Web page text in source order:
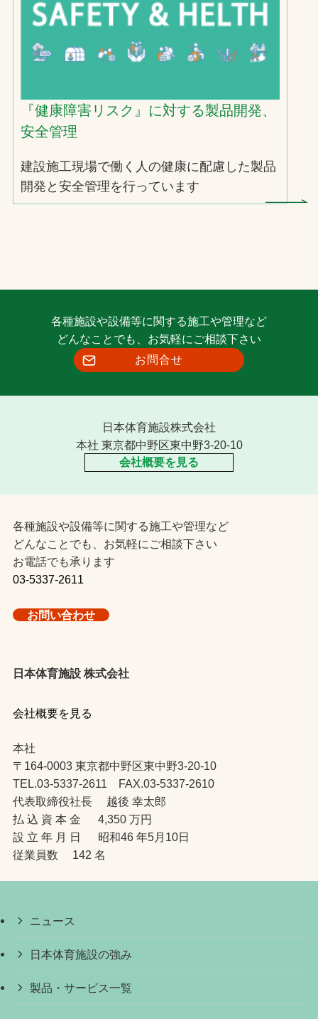
『健康障害リスク』に対する製品開発、
安全管理
建設施工現場で働く人の健康に配慮した製品
開発と安全管理を行っています
各種施設や設備等に関する施工や管理など
どんなことでも、お気軽にご相談下さい
お問合せ
日本体育施設株式会社
本社 東京都中野区東中野3-20-10
会社概要を見る
各種施設や設備等に関する施工や管理など
どんなことでも、お気軽にご相談下さい
お電話でも承ります
03-5337-2611
お問い合わせ
日本体育施設 株式会社
会社概要を見る
本社
〒164-0003 東京都中野区東中野3-20-10
TEL.03-5337-2611 FAX.03-5337-2610
代表取締役社長 越後 幸太郎
払 込 資 本 金 4,350 万円
設 立 年 月 日 昭和46 年5月10日
従業員数 142 名
ニュース
日本体育施設の強み
製品・サービス一覧